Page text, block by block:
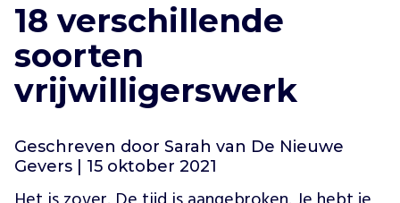
Inloggen
18 verschillende
soorten
vrijwilligerswerk
Geschreven door Sarah van De Nieuwe
Gevers | 15 oktober 2021